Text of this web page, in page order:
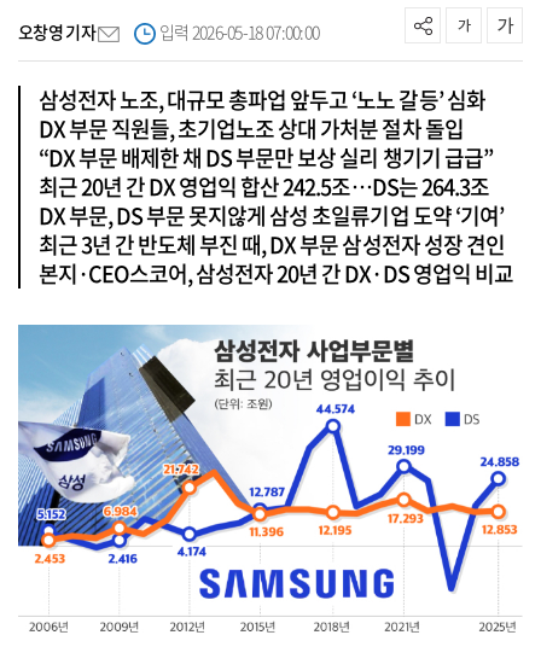
오창영 기자 입력 2026-05-18 07:00:00
삼성전자 노조, 대규모 총파업 앞두고 ‘노노 갈등’ 심화
DX 부문 직원들, 초기업노조 상대 가처분 절차 돌입
“DX 부문 배제한 채 DS 부문만 보상 실리 챙기기 급급”
최근 20년 간 DX 영업익 합산 242.5조…DS는 264.3조
DX 부문, DS 부문 못지않게 삼성 초일류기업 도약 ‘기여’
최근 3년 간 반도체 부진 때, DX 부문 삼성전자 성장 견인
본지·CEO스코어, 삼성전자 20년 간 DX·DS 영업익 비교